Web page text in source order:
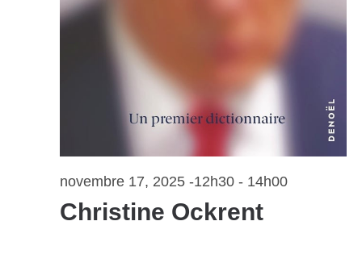
novembre 17, 2025 -12h30- 14h00
Christine Ockrent